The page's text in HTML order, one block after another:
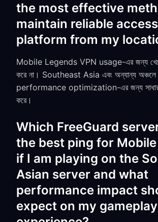
the most effective
maintain reliable
platform from my
Mobile Legends VPN usage-এর জন্য
করে না। Southeast Asia এবং অন্যান্য অঞ্চলে
performance optimization-এর জন্য
করে।
Which FreeGuard
the best ping for
if I am playing on the
Asian server and what
performance impact
expect on my gameplay